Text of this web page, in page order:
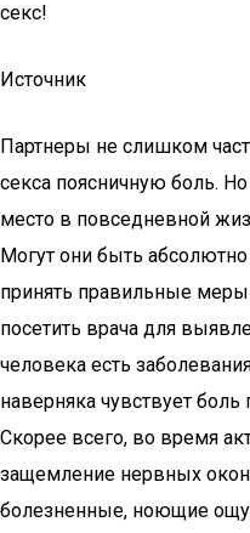
секс!
Источник
Партнеры не слишком
секса поясничную боль.
место в повседневной
Могут они быть
принять правильные
посетить врача для
человека есть
наверняка чувствует
Скорее всего, во время
защемление нервных
болезненные, ноющие